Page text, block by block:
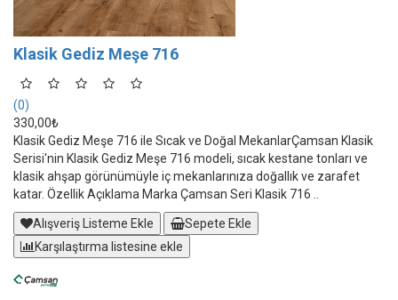
Klasik Gediz Meşe 716
(0)
330,00₺
Klasik Gediz Meşe 716 ile Sıcak ve Doğal MekanlarÇamsan Klasik
Serisi'nin Klasik Gediz Meşe 716 modeli, sıcak kestane tonları ve
klasik ahşap görünümüyle iç mekanlarınıza doğallık ve zarafet
katar. Özellik Açıklama Marka Çamsan Seri Klasik 716 ..
Alışveriş Listeme Ekle
Sepete Ekle
Karşılaştırma listesine ekle